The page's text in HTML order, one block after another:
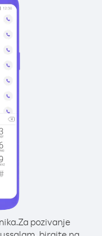
Za pozivanje